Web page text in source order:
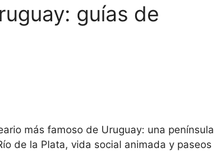
guías de
más famoso de Uruguay: una península
de la Plata, vida social animada y paseos